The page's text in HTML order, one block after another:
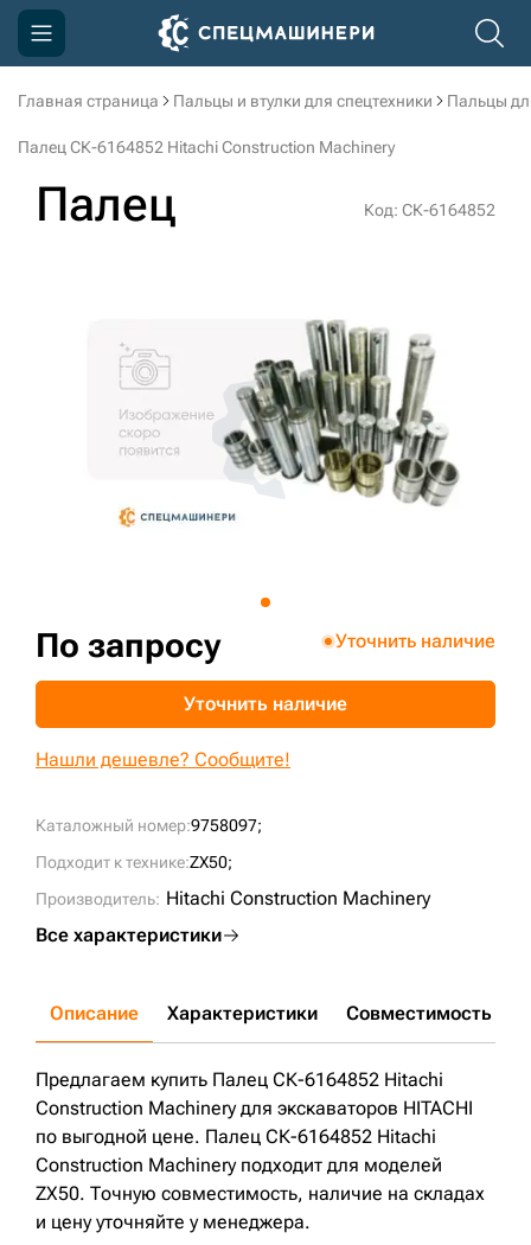
Главная страница Пальцы и втулки для спецтехники Пальцы
Палец СК-6164852 Hitachi Construction Machinery
Палец Код: СК-6164852
Каталожный номер:9758097;
Подходит к технике:ZX50;
Производитель: Hitachi Construction Machinery
Все характеристики
По запросу Уточнить наличие
Уточнить наличие
Нашли дешевле? Сообщите!
Описание Характеристики Совместимость
Предлагаем купить Палец СК-6164852 Hitachi
Construction Machinery для экскаваторов HITACHI
по выгодной цене. Палец СК-6164852 Hitachi
Construction Machinery подходит для моделей
ZX50. Точную совместимость, наличие на складах
и цену уточняйте у менеджера.
Компания
Доставка и оплата
3D тур по производству
3D тур по складам
sksale@skdst.ru